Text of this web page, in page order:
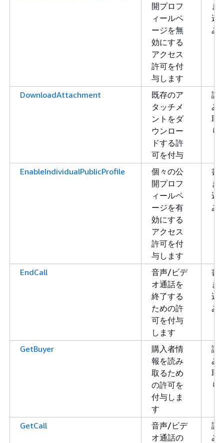
開プロフ
ィールペ
ージを無
効にする
アクセス
許可を付
与します
き
込
み
DownloadAttachment
既存のア
タッチメ
ントをダ
ウンロー
ドする許
可を付与
読
み
取
り
EnableIndividualPublicProfile
個々の公
開プロフ
ィールペ
ージを有
効にする
アクセス
許可を付
与します
書
き
込
み
EndCall
音声/ビデ
オ通話を
終了する
ための許
可を付与
します
書
き
込
み
GetBuyer
購入者情
報を読み
取るため
の許可を
付与しま
す
読
み
取
り
GetCall
音声/ビデ
オ通話の
読
み